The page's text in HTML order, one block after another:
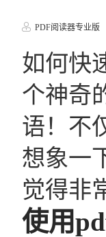
PDF阅读器专业版
如何快
个神奇
语！不
想象一
觉得非
使用